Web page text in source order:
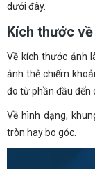
dưới đây.
Kích thước
Về kích thước ảnh
ảnh thẻ chiếm
đo từ phần đầu đến
Về hình dạng,
tròn hay bo góc.